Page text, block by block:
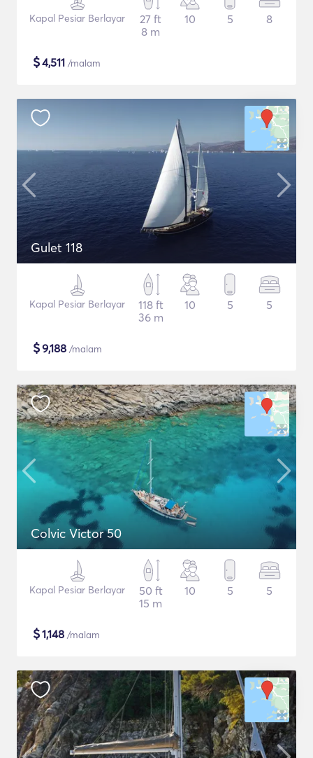
Kapal Pesiar Berlayar
27 ft
8 m
10 5 8
$4,511 /malam
Gulet 118
Kapal Pesiar Berlayar
118 ft
36 m
10 5 5
$9,188 /malam
Colvic Victor 50
Kapal Pesiar Berlayar
50 ft
15 m
10 5 5
$1,148 /malam